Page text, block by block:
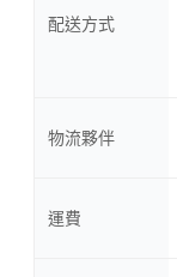
配送方式
物流夥伴
運費